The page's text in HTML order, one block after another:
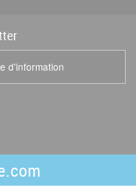
d'information